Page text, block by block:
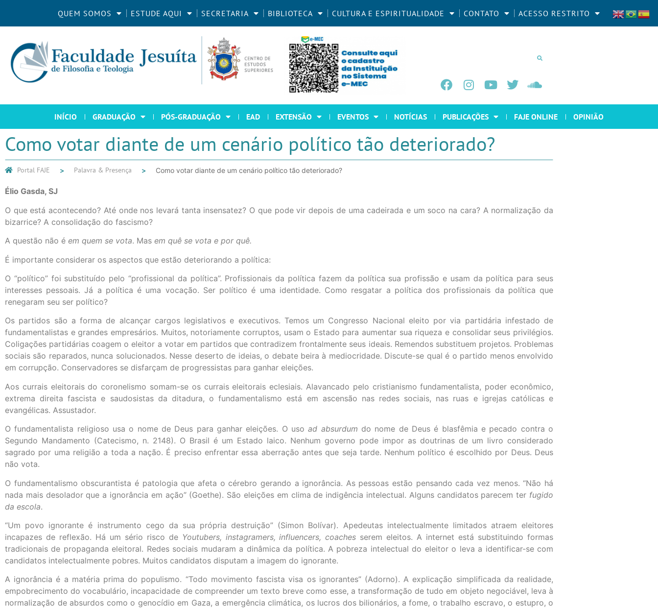
QUEM SOMOS ESTUDE AQUI SECRETARIA BIBLIOTECA CULTURA E ESPIRITUALIDADE CONTATO ACESSO RESTRITO
INÍCIO GRADUAÇÃO PÓS-GRADUAÇÃO EAD EXTENSÃO EVENTOS NOTÍCIAS PUBLICAÇÕES FAJE ONLINE OPINIÃO
Como votar diante de um cenário político tão deteriorado?
Portal FAJE Palavra & Presença Como votar diante de um cenário político tão deteriorado?
Élio Gasda, SJ
O que está acontecendo? Até onde nos levará tanta insensatez? O que pode vir depois de uma cadeirada e um soco na cara? A normalização da
bizarrice? A consolidação do fascismo?
A questão não é em quem se vota. Mas em quê se vota e por quê.
É importante considerar os aspectos que estão deteriorando a política:
O “político” foi substituído pelo “profissional da política”. Profissionais da política fazem da política sua profissão e usam da política para seus
interesses pessoais. Já a política é uma vocação. Ser político é uma identidade. Como resgatar a política dos profissionais da política que
renegaram seu ser político?
Os partidos são a forma de alcançar cargos legislativos e executivos. Temos um Congresso Nacional eleito por via partidária infestado de
fundamentalistas e grandes empresários. Muitos, notoriamente corruptos, usam o Estado para aumentar sua riqueza e consolidar seus privilégios.
Coligações partidárias coagem o eleitor a votar em partidos que contradizem frontalmente seus ideais. Remendos substituem projetos. Problemas
sociais são reparados, nunca solucionados. Nesse deserto de ideias, o debate beira à mediocridade. Discute-se qual é o partido menos envolvido
em corrupção. Conservadores se disfarçam de progressistas para ganhar eleições.
Aos currais eleitorais do coronelismo somam-se os currais eleitorais eclesiais. Alavancado pelo cristianismo fundamentalista, poder econômico,
extrema direita fascista e saudosistas da ditadura, o fundamentalismo está em ascensão nas redes sociais, nas ruas e igrejas católicas e
evangélicas. Assustador.
O fundamentalista religioso usa o nome de Deus para ganhar eleições. O usoad absurdum do nome de Deus é blasfêmia e pecado contra o
Segundo Mandamento (Catecismo, n. 2148). O Brasil é um Estado laico. Nenhum governo pode impor as doutrinas de um livro considerado
sagrado por uma religião a toda a nação. É preciso enfrentar essa aberração antes que seja tarde. Nenhum político é escolhido por Deus. Deus
não vota.
O fundamentalismo obscurantista é patologia que afeta o cérebro gerando a ignorância. As pessoas estão pensando cada vez menos. “Não há
nada mais desolador que a ignorância em ação” (Goethe). São eleições em clima de indigência intelectual. Alguns candidatos parecem ter fugido
da escola.
“Um povo ignorante é instrumento cego da sua própria destruição” (Simon Bolívar). Apedeutas intelectualmente limitados atraem eleitores
incapazes de reflexão. Há um sério risco de Youtubers, instagramers, influencers, coaches serem eleitos. A internet está substituindo formas
tradicionais de propaganda eleitoral. Redes sociais mudaram a dinâmica da política. A pobreza intelectual do eleitor o leva a identificar-se com
candidatos intelectualmente pobres. Muitos candidatos disputam a imagem do ignorante.
A ignorância é a matéria prima do populismo. “Todo movimento fascista visa os ignorantes” (Adorno). A explicação simplificada da realidade,
empobrecimento do vocabulário, incapacidade de compreender um texto breve como esse, a transformação de tudo em objeto negociável, leva à
normalização de absurdos como o genocídio em Gaza, a emergência climática, os lucros dos bilionários, a fome, o trabalho escravo, o estupro, o